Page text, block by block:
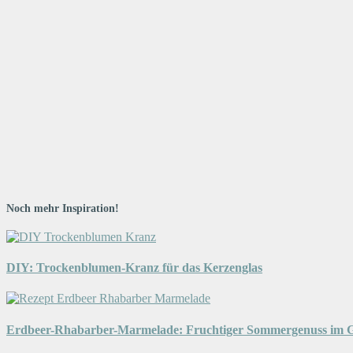
Noch mehr Inspiration!
DIY: Trockenblumen-Kranz für das Kerzenglas
Erdbeer-Rhabarber-Marmelade: Fruchtiger Sommergenuss im